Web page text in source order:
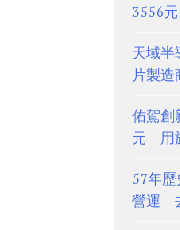
3556
天域半
片製
佑駕創
元 用
57年
營運